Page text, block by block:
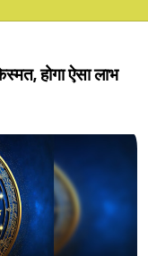
होगा ऐसा लाभ